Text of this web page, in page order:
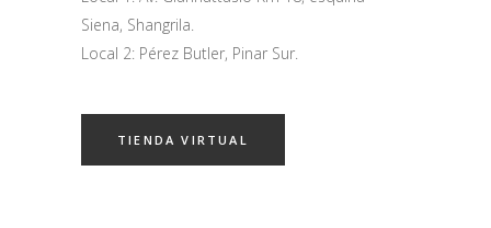
Siena, Shangrila.
Local 2: Pérez Butler, Pinar Sur.
TIENDA VIRTUAL